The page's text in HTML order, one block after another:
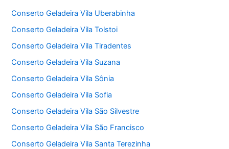
Conserto Geladeira Vila Uberabinha
Conserto Geladeira Vila Tolstoi
Conserto Geladeira Vila Tiradentes
Conserto Geladeira Vila Suzana
Conserto Geladeira Vila Sônia
Conserto Geladeira Vila Sofia
Conserto Geladeira Vila São Silvestre
Conserto Geladeira Vila São Francisco
Conserto Geladeira Vila Santa Terezinha